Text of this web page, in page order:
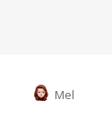
Mel